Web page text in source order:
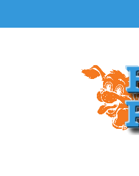
naar
naar